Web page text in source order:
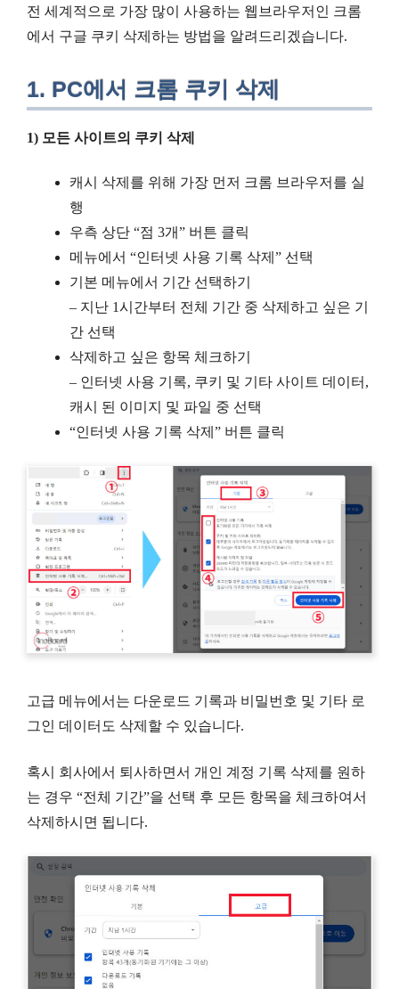
전 세계적으로 가장 많이 사용하는 웹브라우저인 크롬
에서 구글 쿠키 삭제하는 방법을 알려드리겠습니다.
1. PC에서 크롬 쿠키 삭제
1) 모든 사이트의 쿠키 삭제
캐시 삭제를 위해 가장 먼저 크롬 브라우저를 실
행
우측 상단 “점 3개” 버튼 클릭
메뉴에서 “인터넷 사용 기록 삭제” 선택
기본 메뉴에서 기간 선택하기
– 지난 1시간부터 전체 기간 중 삭제하고 싶은 기
간 선택
삭제하고 싶은 항목 체크하기
– 인터넷 사용 기록, 쿠키 및 기타 사이트 데이터,
캐시 된 이미지 및 파일 중 선택
“인터넷 사용 기록 삭제” 버튼 클릭
고급 메뉴에서는 다운로드 기록과 비밀번호 및 기타 로
그인 데이터도 삭제할 수 있습니다.
혹시 회사에서 퇴사하면서 개인 계정 기록 삭제를 원하
는 경우 “전체 기간”을 선택 후 모든 항목을 체크하여서
삭제하시면 됩니다.